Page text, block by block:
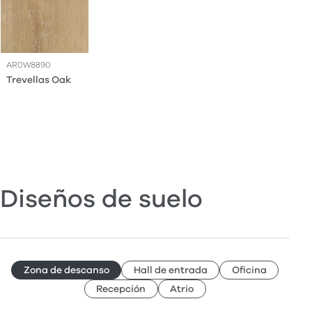
AR0W8890
Trevellas Oak
Diseños de suelo
Zona de descanso Hall de entrada
Oficina
Recepción
Atrio